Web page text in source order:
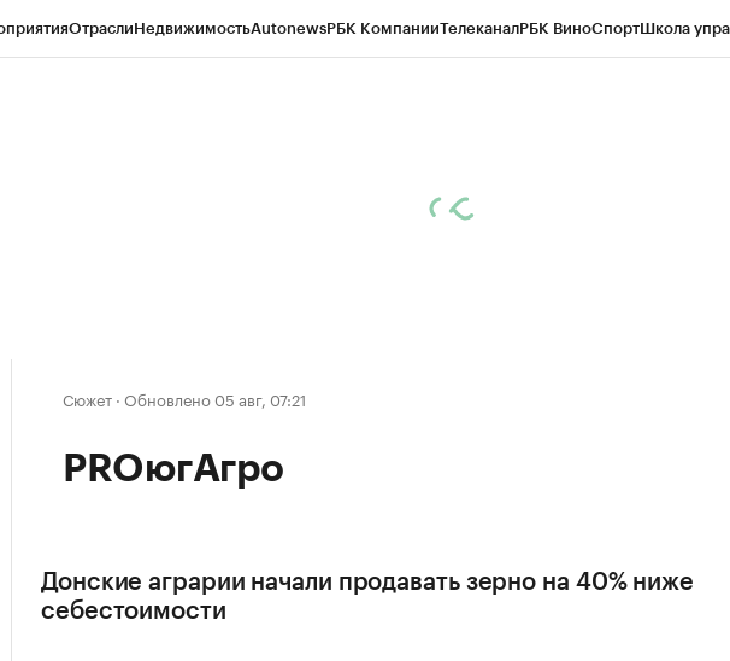
ОтраслиНедвижимостьAutonewsРБК КомпанииТелеканалРБК ВиноСпортШкола
Сюжет · Обновлено 05 авг, 07:21
PROюгАгро
Донские аграрии начали продавать зерно на 40% ниже
себестоимости